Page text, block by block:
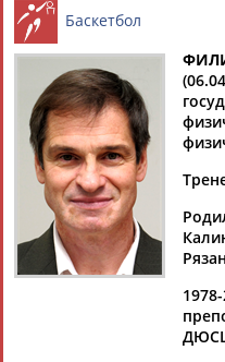
Найдено: 1персона
Сергей
ФИЛИППОВ
Ваш запрос: "Сергей
Документы 1-10 из 10
Баскетбол